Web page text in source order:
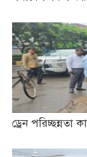
ড্রেন পরিচ্ছন্নতা